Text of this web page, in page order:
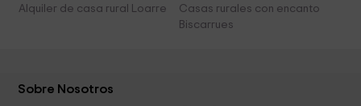
Alquiler de casa rural Loarre
Casas rurales con encanto
Biscarrues
Sobre Nosotros